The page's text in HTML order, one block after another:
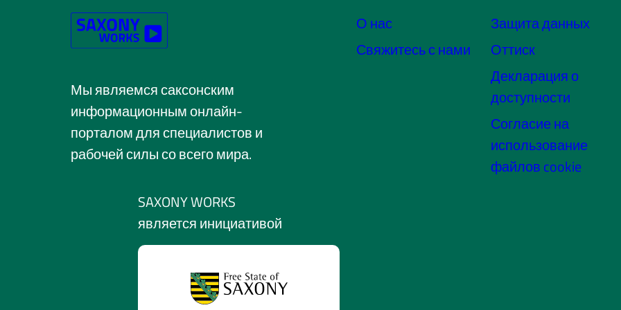
Мы являемся саксонским
информационным онлайн-
порталом для специалистов и
рабочей силы со всего мира.
О нас
Свяжитесь с нами
Защита данных
Оттиск
Декларация о
доступности
Согласие на
использование
файлов cookie
SAXONY WORKS
является инициативой